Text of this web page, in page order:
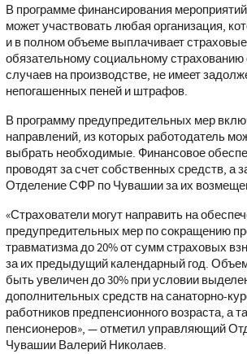
В программе финансирования
может участвовать любая организация,
и в полном объеме выплачивает
обязательному социальному страхованию
случаев на производстве, не имеет
непогашенных пеней и штрафов.
В программу предупредительных мер
направлений, из которых работодатель
выбрать необходимые. Финансовое
проводят за счет собственных средств, а
Отделение СФР по Чувашии за их
«Страхователи могут направить на
предупредительных мер по сокращению
травматизма до 20% от сумм страховых
за их предыдущий календарный год.
быть увеличен до 30% при условии
дополнительных средств на санаторно-
работников предпенсионного возраста, а
пенсионеров», — отметил управляющий
Чувашии Валерий Николаев.